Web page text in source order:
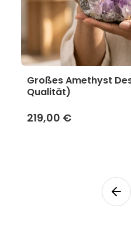
Großes Amethyst
Qualität)
219,00 €